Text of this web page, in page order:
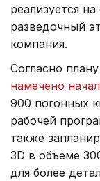
реализуется
разведочный
компания.
Согласно
намечено
900 погонных
рабочей
также
3D в объеме
для более